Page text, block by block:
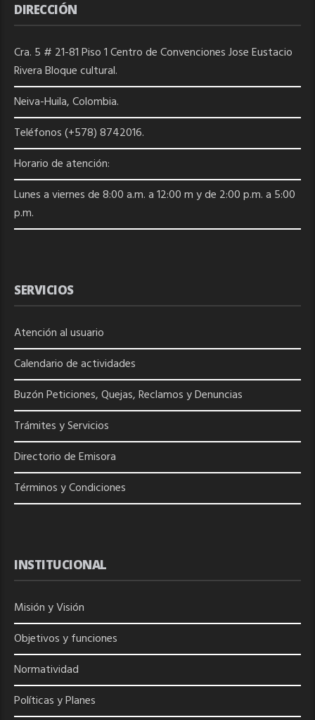
DIRECCIÓN
Cra. 5 # 21-81 Piso 1 Centro de Convenciones Jose Eustacio
Rivera Bloque cultural.
Neiva-Huila, Colombia.
Teléfonos (+578) 8742016.
Horario de atención:
Lunes a viernes de 8:00 a.m. a 12:00 m y de 2:00 p.m. a 5:00
p.m.
SERVICIOS
Atención al usuario
Calendario de actividades
Buzón Peticiones, Quejas, Reclamos y Denuncias
Trámites y Servicios
Directorio deEmisora
Términos y Condiciones
INSTITUCIONAL
Misión y Visión
Objetivos y funciones
Normatividad
Políticas y Planes